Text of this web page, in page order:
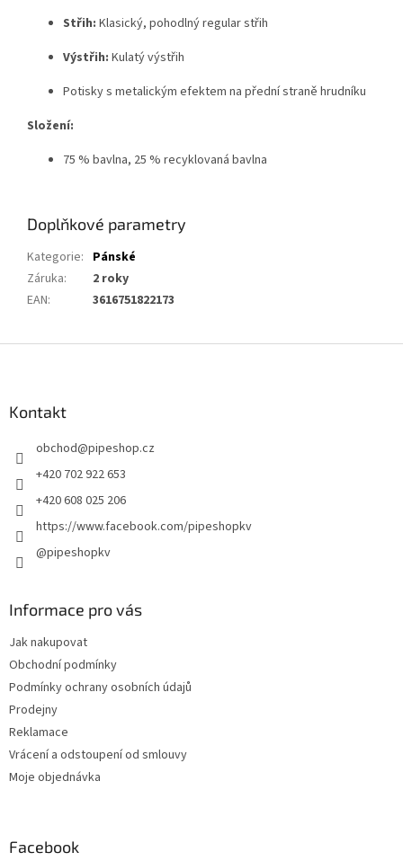
Střih: Klasický, pohodlný regular střih
Výstřih: Kulatý výstřih
Potisky s metalickým efektem na přední straně hrudníku
Složení:
75 % bavlna, 25 % recyklovaná bavlna
Doplňkové parametry
Kategorie: Pánské
Záruka:
2 roky
EAN: 3616751822173
Kontakt
obchod@pipeshop.cz
+420 702 922 653
+420 608 025 206
https://www.facebook.com/pipeshopkv
@pipeshopkv
Informace pro vás
Jak nakupovat
Obchodní podmínky
Podmínky ochrany osobních údajů
Prodejny
Reklamace
Vrácení a odstoupení od smlouvy
Moje objednávka
Facebook